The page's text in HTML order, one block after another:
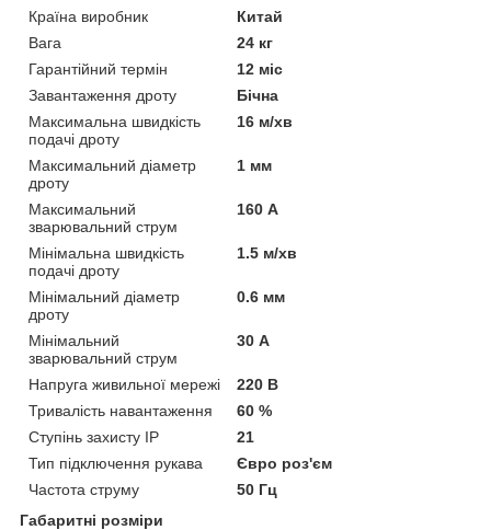
Країна виробник
Китай
Вага
24 кг
Гарантійний термін
12 міс
Завантаження дроту
Бічна
Максимальна швидкість
подачі дроту
16 м/хв
Максимальний діаметр
дроту
1 мм
Максимальний
зварювальний струм
160 А
Мінімальна швидкість
подачі дроту
1.5 м/хв
Мінімальний діаметр
дроту
0.6 мм
Мінімальний
зварювальний струм
30 А
Напруга живильної мережі
220 В
Тривалість навантаження
60 %
Ступінь захисту IP
21
Тип підключення рукава
Євро роз'єм
Частота струму
50 Гц
Габаритні розміри